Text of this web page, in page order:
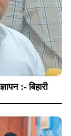
:- बिहारी